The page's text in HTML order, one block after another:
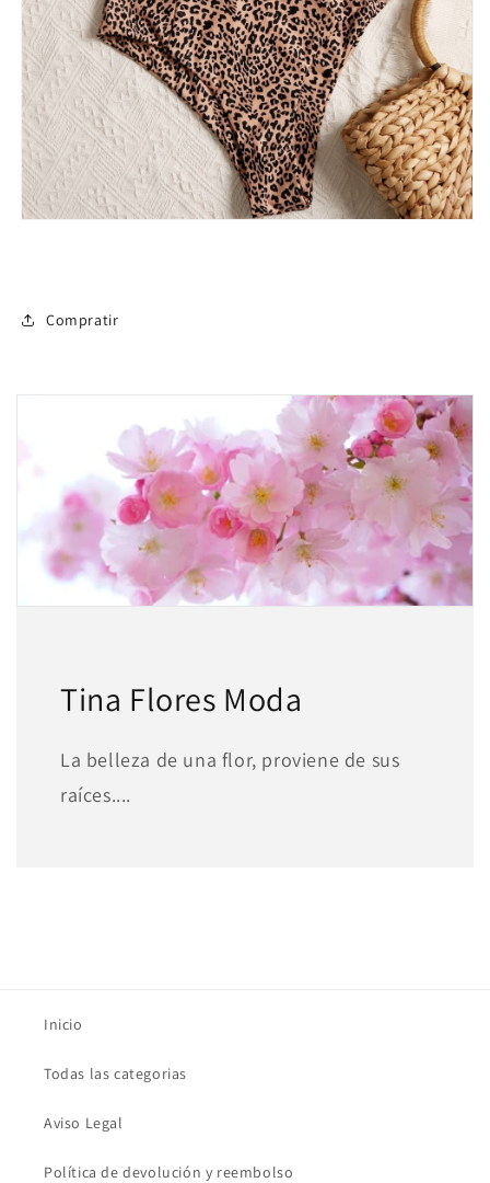
Compratir
Tina Flores Moda
La belleza de una flor, proviene de sus
raíces....
Inicio
Todas las categorias
Aviso Legal
Política de devolución y reembolso